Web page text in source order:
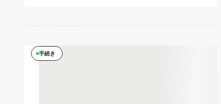
手続き